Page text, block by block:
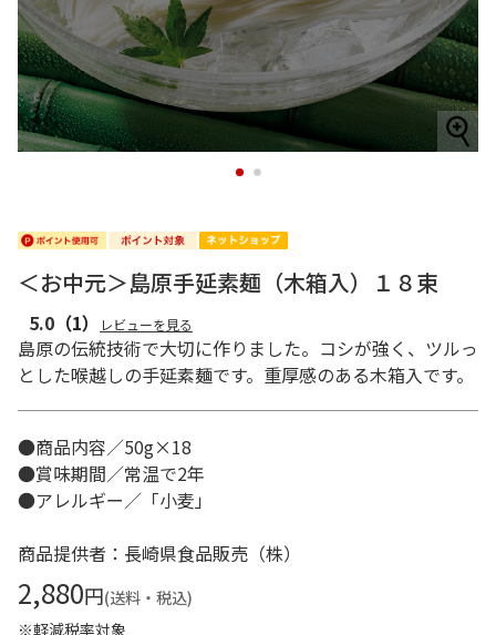
1 2
＜お中元＞島原手延素麺（木箱入）１８束
5.0 （1） レビューを見る
島原の伝統技術で大切に作りました。コシが強く、ツルっ
とした喉越しの手延素麺です。重厚感のある木箱入です。
●商品内容／50g×18
●賞味期間／常温で2年
●アレルギー／「小麦」
商品提供者：長崎県食品販売（株）
2,880円(送料・税込)
※軽減税率対象